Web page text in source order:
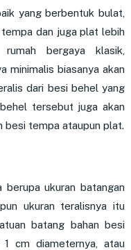
yang berbentuk bulat,
dan juga plat lebih
bergaya klasik,
minimalis biasanya akan
dari besi behel yang
tersebut juga akan
besi tempa ataupun plat.
ukuran batangan
ukuran teralisnya itu
batang bahan besi
cm diameternya, atau